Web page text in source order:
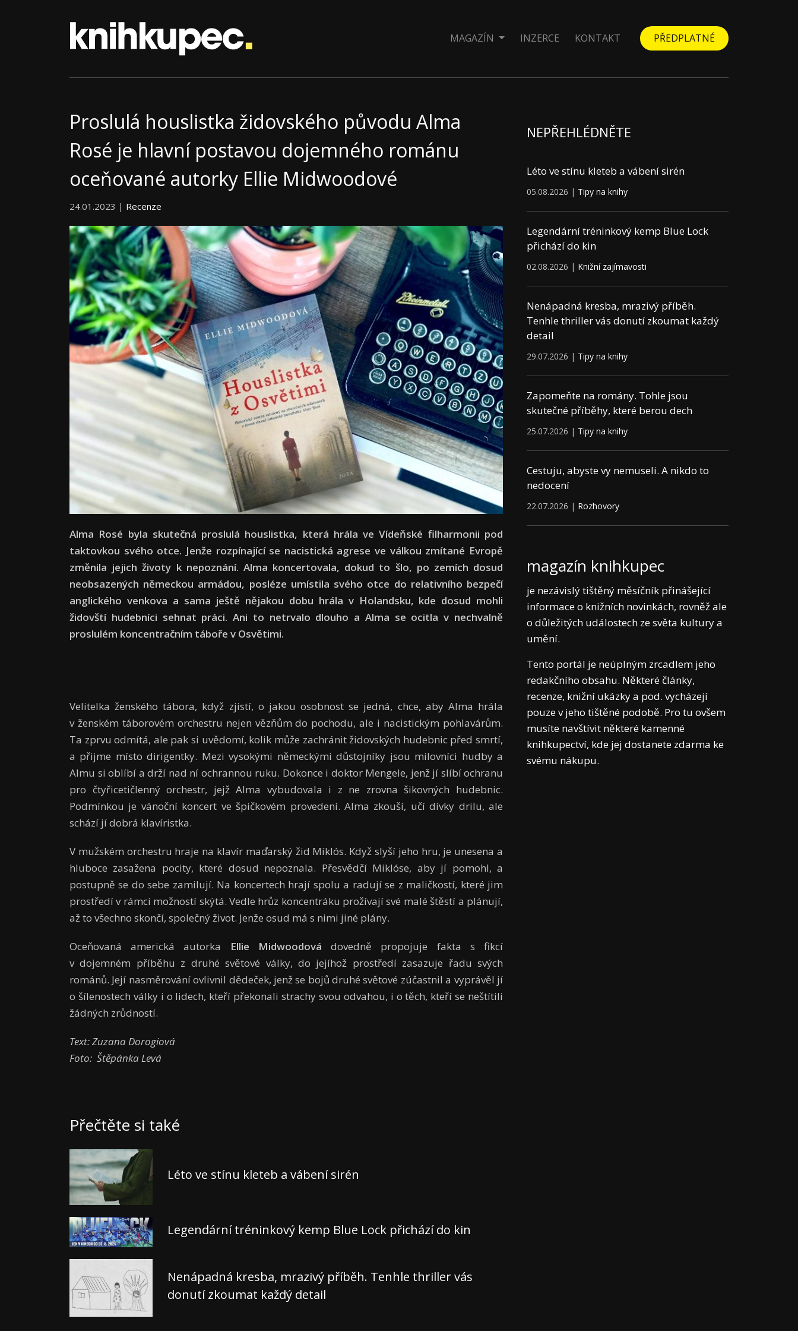
MAGAZÍN INZERCE KONTAKT PŘEDPLATNÉ
Proslulá houslistka židovského původu Alma
Rosé je hlavní postavou dojemného románu
oceňované autorky Ellie Midwoodové
24.01.2023 | Recenze
Alma Rosé byla skutečná proslulá houslistka, která hrála ve Vídeňské filharmonii pod
taktovkou svého otce. Jenže rozpínající se nacistická agrese ve válkou zmítané Evropě
změnila jejich životy k nepoznání. Alma koncertovala, dokud to šlo, po zemích dosud
neobsazených německou armádou, posléze umístila svého otce do relativního bezpečí
anglického venkova a sama ještě nějakou dobu hrála v Holandsku, kde dosud mohli
židovští hudebníci sehnat práci. Ani to netrvalo dlouho a Alma se ocitla v nechvalně
proslulém koncentračním táboře v Osvětimi.
Velitelka ženského tábora, když zjistí, o jakou osobnost se jedná, chce, aby Alma hrála
v ženském táborovém orchestru nejen vězňům do pochodu, ale i nacistickým pohlavárům.
Ta zprvu odmítá, ale pak si uvědomí, kolik může zachránit židovských hudebnic před smrtí,
a přijme místo dirigentky. Mezi vysokými německými důstojníky jsou milovníci hudby a
Almu si oblíbí a drží nad ní ochrannou ruku. Dokonce i doktor Mengele, jenž jí slíbí ochranu
pro čtyřicetičlenný orchestr, jejž Alma vybudovala i z ne zrovna šikovných hudebnic.
Podmínkou je vánoční koncert ve špičkovém provedení. Alma zkouší, učí dívky drilu, ale
schází jí dobrá klavíristka.
V mužském orchestru hraje na klavír maďarský žid Miklós. Když slyší jeho hru, je unesena a
hluboce zasažena pocity, které dosud nepoznala. Přesvědčí Miklóse, aby jí pomohl, a
postupně se do sebe zamilují. Na koncertech hrají spolu a radují se z maličkostí, které jim
prostředí v rámci možností skýtá. Vedle hrůz koncentráku prožívají své malé štěstí a plánují,
až to všechno skončí, společný život. Jenže osud má s nimi jiné plány.
Oceňovaná americká autorka Ellie Midwoodovádovedně propojuje fakta s fikcí
v dojemném příběhu z druhé světové války, do jejíhož prostředí zasazuje řadu svých
románů. Její nasměrování ovlivnil dědeček, jenž se bojů druhé světové zúčastnil a vyprávěl jí
o šílenostech války i o lidech, kteří překonali strachy svou odvahou, i o těch, kteří se neštítili
žádných zrůdností.
Text: Zuzana Dorogiová
Foto: Štěpánka Levá
Přečtěte si také
Léto ve stínu kleteb a vábení sirén
Legendární tréninkový kemp Blue Lock přichází do kin
Nenápadná kresba, mrazivý příběh. Tenhle thriller vás
donutí zkoumat každý detail
NEPŘEHLÉDNĚTE
Léto ve stínu kleteb a vábení sirén
05.08.2026 | Tipy na knihy
Legendární tréninkový kemp Blue Lock
přichází do kin
02.08.2026 | Knižní zajímavosti
Nenápadná kresba, mrazivý příběh.
Tenhle thriller vás donutí zkoumat každý
detail
29.07.2026 | Tipy na knihy
Zapomeňte na romány. Tohle jsou
skutečné příběhy, které berou dech
25.07.2026 | Tipy na knihy
Cestuju, abyste vy nemuseli. A nikdo to
nedocení
22.07.2026 | Rozhovory
magazín knihkupec
je nezávislý tištěný měsíčník přinášející
informace o knižních novinkách, rovněž ale
o důležitých událostech ze světa kultury a
umění.
Tento portál je neúplným zrcadlem jeho
redakčního obsahu. Některé články,
recenze, knižní ukázky a pod. vycházejí
pouze v jeho tištěné podobě. Pro tu ovšem
musíte navštívit některé kamenné
knihkupectví, kde jej dostanete zdarma ke
svému nákupu.